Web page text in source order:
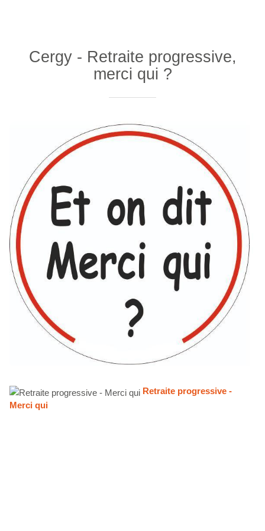
Cergy - Retraite progressive,
merci qui ?
Retraite progressive -
Merci qui